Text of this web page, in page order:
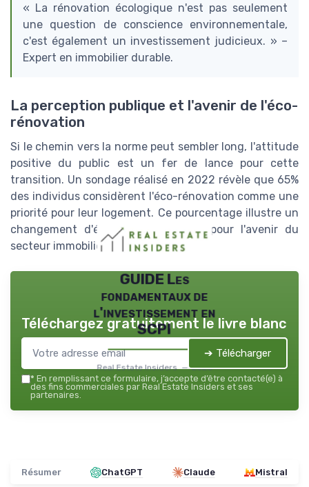
« La rénovation écologique n'est pas seulement
une question de conscience environnementale,
c'est également un investissement judicieux. » –
Expert en immobilier durable.
La perception publique et l'avenir de l'éco-
rénovation
Si le chemin vers la norme peut sembler long, l'attitude
positive du public est un fer de lance pour cette
transition. Un sondage réalisé en 2022 révèle que 65%
des individus considèrent l'éco-rénovation comme une
priorité pour leur logement. Ce pourcentage illustre un
changement d'état d'esprit crucial pour l'avenir du
secteur immobilier.
GUIDE Les
fondamentaux de
l'investissement en
SCPI
Real Estate Insiders — 2026
Téléchargez gratuitement le livre blanc
➔ Télécharger
* En remplissant ce formulaire, j’accepte d’être contacté(e) à
des fins commerciales par Real Estate Insiders et ses
partenaires.
Résumer ChatGPT Claude Mistral